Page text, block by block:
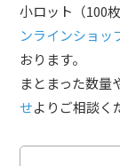
小ロット（100
ンラインショッ
おります。
まとまった数量
せよりご相談く